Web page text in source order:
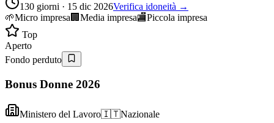
130 giorni · 15 dic 2026Verifica idoneità →
🌱Micro impresa 🏢 Media impresa🏬Piccola impresa
Top
Aperto
Fondo perduto
Bonus Donne 2026
Ministero del Lavoro🇮🇹Nazionale